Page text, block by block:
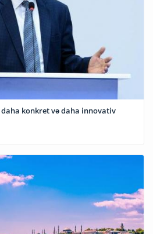
konkret və daha innovativ